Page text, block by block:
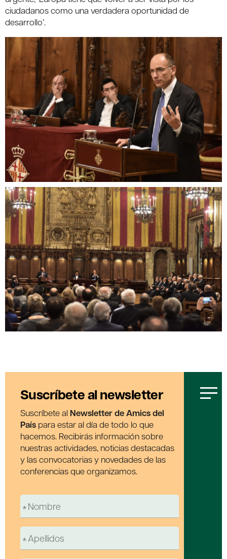
ciudadanos como una verdadera oportunidad de
desarrollo’.
Suscríbete al newsletter
Suscríbete al Newsletter de Amics del
País para estar al día de todo lo que
hacemos. Recibirás información sobre
nuestras actividades, noticias destacadas
y las convocatorias y novedades de las
conferencias que organizamos.